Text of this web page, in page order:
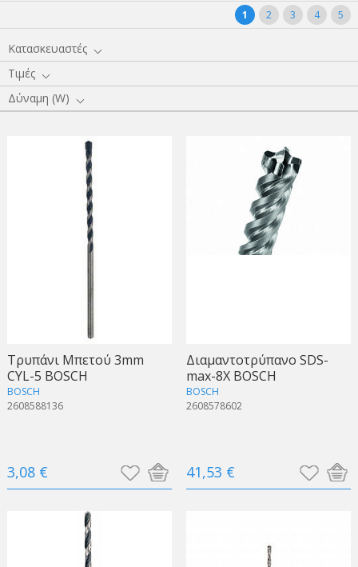
1 2 3 4 5
Κατασκευαστές
Τιμές
Δύναμη (W)
Τρυπάνι Mπετού 3mm
CYL-5 BOSCH
BOSCH
2608588136
3,08 €
Διαμαντοτρύπανο SDS-
max-8X BOSCH
BOSCH
2608578602
41,53 €